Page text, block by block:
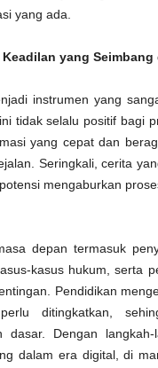
yang ada.
yang Seimbang
instrumen yang
tidak selalu positif bagi
yang cepat dan
Seringkali, cerita
mengaburkan
depan termasuk
kasus hukum, serta
Pendidikan
ditingkatkan,
dasar. Dengan
dalam era digital, di